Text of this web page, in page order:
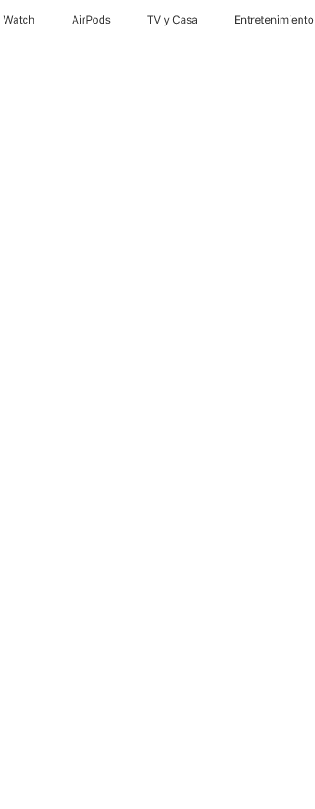
Watch AirPods TV y Casa Entretenimiento